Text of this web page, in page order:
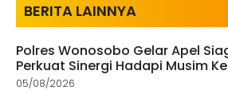
BERITA LAINNYA
Polres Wonosobo Gelar Apel
Perkuat Sinergi Hadapi Musim
05/08/2026